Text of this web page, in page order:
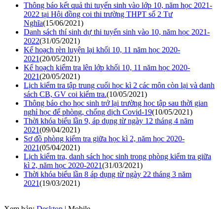
Thông báo kết quả thi tuyển sinh vào lớp 10, năm học 2021-
2022 tại Hội đồng coi thi trường THPT số 2 Tư
Nghĩa(15/06/2021)
Danh sách thí sinh dự thi tuyển sinh vào 10, năm học 2021-
2022(31/05/2021)
Kế hoạch rèn luyện lại khối 10, 11 năm học 2020-
2021(20/05/2021)
Kế hoạch kiểm tra lên lớp khối 10, 11 năm học 2020-
2021(20/05/2021)
Lịch kiểm tra tập trung cuối học kì 2 các môn còn lại và danh
sách CB, GV coi kiểm tra.(10/05/2021)
Thông báo cho học sinh trở lại trường học tập sau thời gian
nghỉ học để phòng, chống dịch Covid-19(10/05/2021)
Thời khóa biểu lần 9, áp dụng từ ngày 12 tháng 4 năm
2021(09/04/2021)
Sơ đồ phòng kiểm tra giữa học kì 2, năm học 2020-
2021(05/04/2021)
Lịch kiểm tra, danh sách học sinh trong phòng kiểm tra giữa
kì 2, năm học 2020-2021(31/03/2021)
Thời khóa biểu lần 8 áp dụng từ ngày 22 tháng 3 năm
2021(19/03/2021)